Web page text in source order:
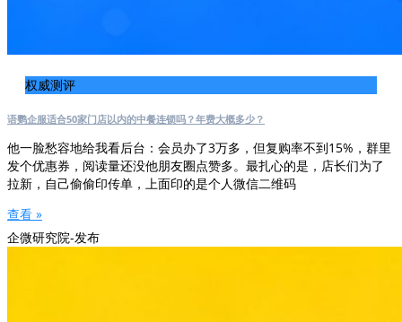
权威测评
语鹦企服适合50家门店以内的中餐连锁吗？年费大概多少？
他一脸愁容地给我看后台：会员办了3万多，但复购率不到15%，群里
发个优惠券，阅读量还没他朋友圈点赞多。最扎心的是，店长们为了
拉新，自己偷偷印传单，上面印的是个人微信二维码
查看 »
企微研究院-发布